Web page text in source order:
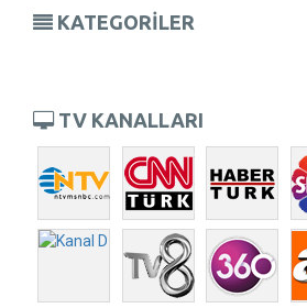
KATEGORİLER
TV KANALLARI